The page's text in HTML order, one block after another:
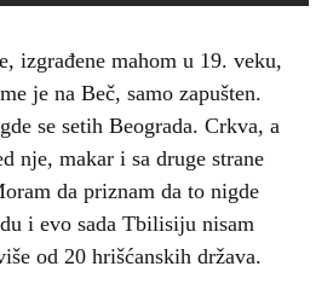
izgrađene mahom u 19. veku,
je na Beč, samo zapušten.
se setih Beograda. Crkva, a
nje, makar i sa druge strane
da priznam da to nigde
i evo sada Tbilisiju nisam
od 20 hrišćanskih država.